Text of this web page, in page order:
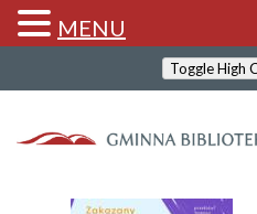
Toggle High
MENU